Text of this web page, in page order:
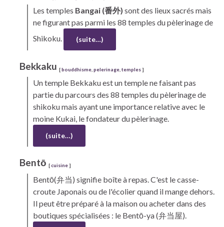
Les temples Bangai (番外) sont des lieux sacrés mais
ne figurant pas parmi les 88 temples du pèlerinage de
Shikoku.
(suite…)
Bekkaku [bouddhisme pelerinage temples]
Un temple Bekkakuest un temple ne faisant pas
partie du parcours des 88 temples du pèlerinage de
shikokumais ayant une importance relative avec le
moine Kukai, le fondateur du pèlerinage.
(suite…)
Bentō [cuisine]
Bentō(弁当) signifie boîte à repas. C'est le casse-
croute Japonais ou de l'écolier quand il mange dehors.
Il peut être préparé à la maison ou acheter dans des
boutiques spécialisées : le Bentō-ya (弁当屋).